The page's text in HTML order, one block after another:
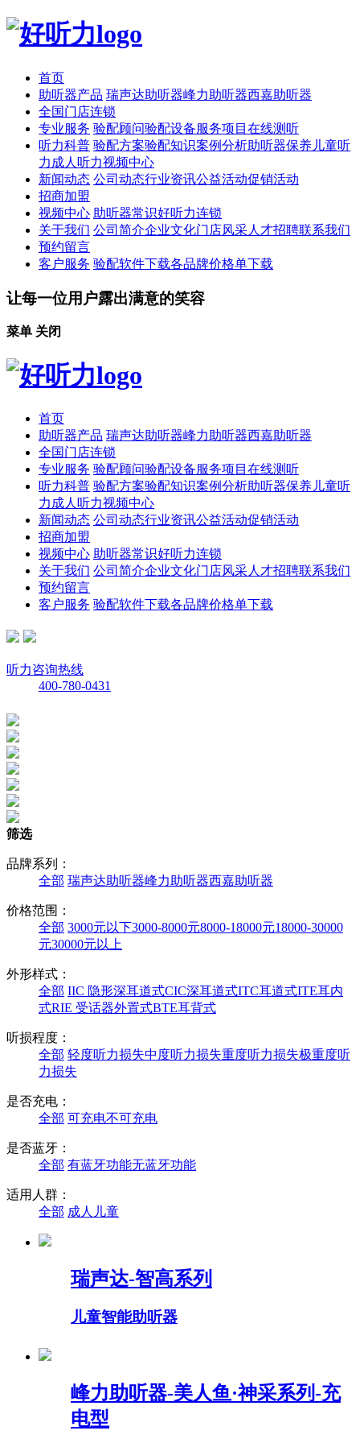
首页
助听器产品 瑞声达助听器峰力助听器西嘉助听器
全国门店连锁
专业服务 验配顾问验配设备服务项目 在线测听
听力科普 验配方案验配知识案例分析助听器保养 儿童听
力 成人听力视频中心
新闻动态 公司动态行业资讯公益活动促销活动
招商加盟
视频中心 助听器常识好听力连锁
关于我们 公司简介企业文化门店风采人才招聘联系我们
预约留言
客户服务 验配软件下载各品牌价格单下载
让每一位用户露出满意的笑容
菜单 关闭
首页
助听器产品 瑞声达助听器峰力助听器西嘉助听器
全国门店连锁
专业服务 验配顾问验配设备服务项目 在线测听
听力科普 验配方案验配知识案例分析助听器保养 儿童听
力 成人听力视频中心
新闻动态 公司动态行业资讯公益活动促销活动
招商加盟
视频中心 助听器常识好听力连锁
关于我们 公司简介企业文化门店风采人才招聘联系我们
预约留言
客户服务 验配软件下载各品牌价格单下载
听力咨询热线
400-780-0431
筛选
品牌系列：
全部 瑞声达助听器峰力助听器西嘉助听器
价格范围：
全部 3000元以下3000-8000元8000-18000元18000-30000
元30000元以上
外形样式：
全部 IIC 隐形深耳道式CIC深耳道式ITC耳道式ITE耳内
式RIE 受话器外置式BTE耳背式
听损程度：
全部 轻度听力损失中度听力损失重度听力损失极重度听
力损失
是否充电：
全部 可充电不可充电
是否蓝牙：
全部 有蓝牙功能无蓝牙功能
适用人群：
全部 成人 儿童
瑞声达-智高系列
儿童智能助听器
峰力助听器-美人鱼·神采系列-充
电型